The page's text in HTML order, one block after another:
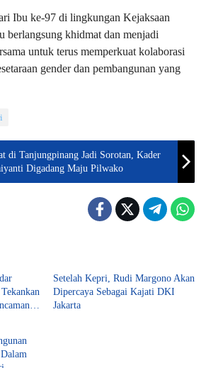
Ibu ke-97 di lingkungan Kejaksaan
berlangsung khidmat dan menjadi
untuk terus memperkuat kolaborasi
gender dan pembangunan yang
di Tanjungpinang Jadi Sorotan, Kader
Digadang Maju Pilwako
Setelah Kepri, Rudi Margono Akan
Dipercaya Sebagai Kajati DKI
Jakarta